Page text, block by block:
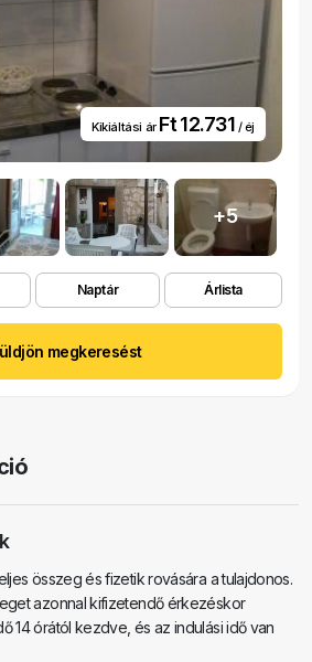
Kikiáltási ár Ft 12.731 / éj
+5
Naptár Árlista
megkeresést
összeg és fizetik rovására a tulajdonos.
azonnal kifizetendő érkezéskor
14 órától kezdve, és az indulási idő van